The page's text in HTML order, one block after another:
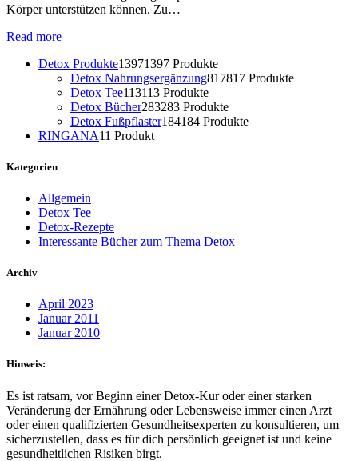
Körper unterstützen können. Zu…
Read more
Detox Produkte13971397 Produkte
Detox Nahrungsergänzung817817 Produkte
Detox Tee113113 Produkte
Detox Bücher283283 Produkte
Detox Fußpflaster184184 Produkte
RINGANA11 Produkt
Kategorien
Allgemein
Detox Tee
Detox-Rezepte
Interessante Bücher zum Thema Detox
Archiv
April 2023
Januar 2011
Januar 2010
Hinweis:
Es ist ratsam, vor Beginn einer Detox-Kur oder einer starken
Veränderung der Ernährung oder Lebensweise immer einen Arzt
oder einen qualifizierten Gesundheitsexperten zu konsultieren, um
sicherzustellen, dass es für dich persönlich geeignet ist und keine
gesundheitlichen Risiken birgt.